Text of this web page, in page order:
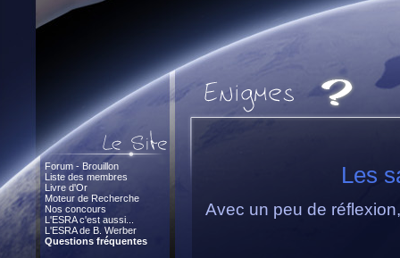
Forum - Brouillon
Liste des membres
Livre d'Or
Moteur de Recherche
Nos concours
L'ESRA c'est aussi...
L'ESRA de B. Werber
Questions fréquentes
Les
Avec un peu de